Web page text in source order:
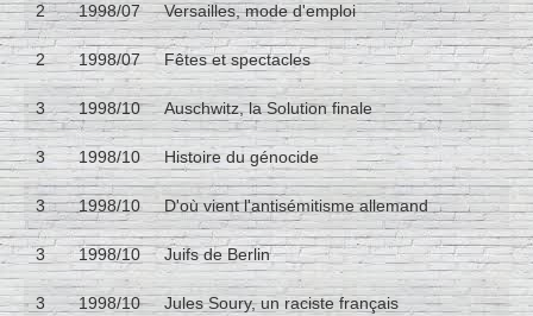
2 1998/07 Versailles, mode d'emploi
2 1998/07 Fêtes et spectacles
3 1998/10 Auschwitz, la Solution finale
3 1998/10 Histoire du génocide
3 1998/10 D'où vient l'antisémitisme allemand
3 1998/10 Juifs de Berlin
3 1998/10 Jules Soury, un raciste français